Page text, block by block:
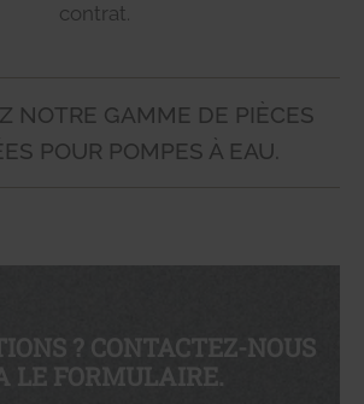
contrat.
NOTRE GAMME DE PIÈCES
POUR POMPES À EAU.
? CONTACTEZ-NOUS
LE FORMULAIRE.